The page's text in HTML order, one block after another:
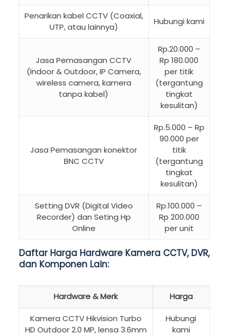
Penarikan kabel CCTV (Coaxial,
UTP, atau lainnya)
Hubungi kami
Jasa Pemasangan CCTV
(Indoor & Outdoor, IP Camera,
wireless camera, kamera
tanpa kabel)
Rp.20.000 –
Rp 180.000
per titik
(tergantung
tingkat
kesulitan)
Jasa Pemasangan konektor
BNC CCTV
Rp.5.000 – Rp
90.000 per
titik
(tergantung
tingkat
kesulitan)
Setting DVR (Digital Video
Recorder) dan Seting Hp
Online
Rp.100.000 –
Rp 200.000
per unit
Daftar Harga Hardware Kamera CCTV, DVR,
dan Komponen Lain:
Hardware & Merk Harga
Kamera CCTV Hikvision Turbo
HD Outdoor 2.0 MP, lensa 3.6mm
Hubungi
kami